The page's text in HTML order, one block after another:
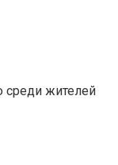
среди жителей